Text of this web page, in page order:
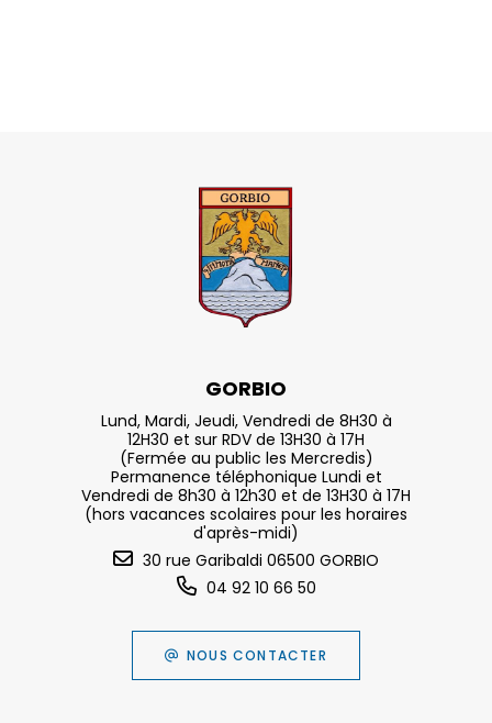
GORBIO
Lund, Mardi, Jeudi, Vendredi de 8H30 à
12H30 et sur RDV de 13H30 à 17H
(Fermée au public les Mercredis)
Permanence téléphonique Lundi et
Vendredi de 8h30 à 12h30 et de 13H30 à 17H
(hors vacances scolaires pour les horaires
d'après-midi)
30 rue Garibaldi 06500 GORBIO
04 92 10 66 50
NOUS CONTACTER